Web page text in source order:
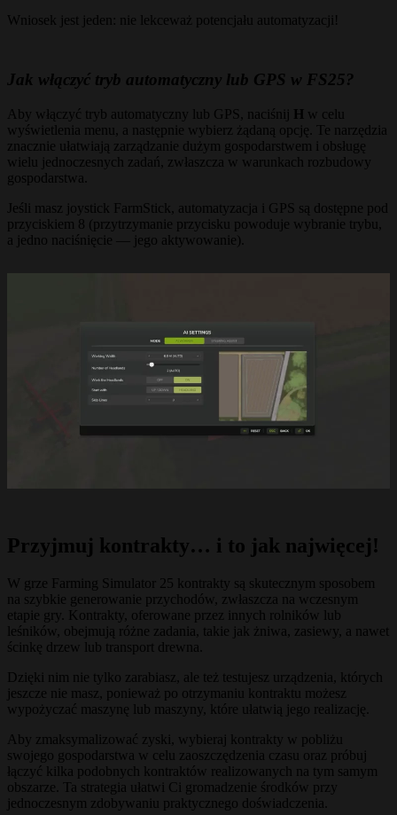
Wniosek jest jeden: nie lekceważ potencjału automatyzacji!
Jak włączyć tryb automatyczny lub GPS w FS25?
Aby włączyć tryb automatyczny lub GPS, naciśnij H w celu
wyświetlenia menu, a następnie wybierz żądaną opcję. Te narzędzia
znacznie ułatwiają zarządzanie dużym gospodarstwem i obsługę
wielu jednoczesnych zadań, zwłaszcza w warunkach rozbudowy
gospodarstwa.
Jeśli masz joystick FarmStick, automatyzacja i GPS są dostępne pod
przyciskiem 8 (przytrzymanie przycisku powoduje wybranie trybu,
a jedno naciśnięcie — jego aktywowanie).
Przyjmuj kontrakty… i to jak najwięcej!
W grze Farming Simulator 25 kontrakty są skutecznym sposobem
na szybkie generowanie przychodów, zwłaszcza na wczesnym
etapie gry. Kontrakty, oferowane przez innych rolników lub
leśników, obejmują różne zadania, takie jak żniwa, zasiewy, a nawet
ścinkę drzew lub transport drewna.
Dzięki nim nie tylko zarabiasz, ale też testujesz urządzenia, których
jeszcze nie masz, ponieważ po otrzymaniu kontraktu możesz
wypożyczać maszynę lub maszyny, które ułatwią jego realizację.
Aby zmaksymalizować zyski, wybieraj kontrakty w pobliżu
swojego gospodarstwa w celu zaoszczędzenia czasu oraz próbuj
łączyć kilka podobnych kontraktów realizowanych na tym samym
obszarze. Ta strategia ułatwi Ci gromadzenie środków przy
jednoczesnym zdobywaniu praktycznego doświadczenia.